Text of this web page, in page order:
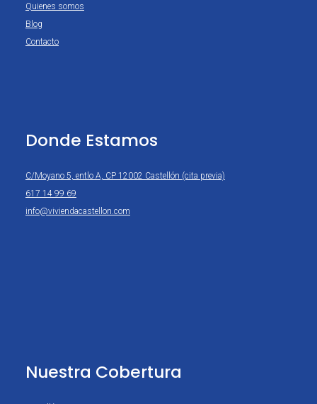
Quienes somos
Blog
Contacto
Donde Estamos
C/Moyano 5, entlo A, CP 12002 Castellón (cita previa)
617 14 99 69
info@viviendacastellon.com
Nuestra Cobertura